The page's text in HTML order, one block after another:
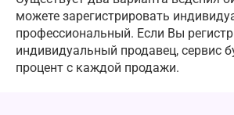
можете зарегистрировать
профессиональный. Если Вы
индивидуальный продавец, сервис
процент с каждой продажи.